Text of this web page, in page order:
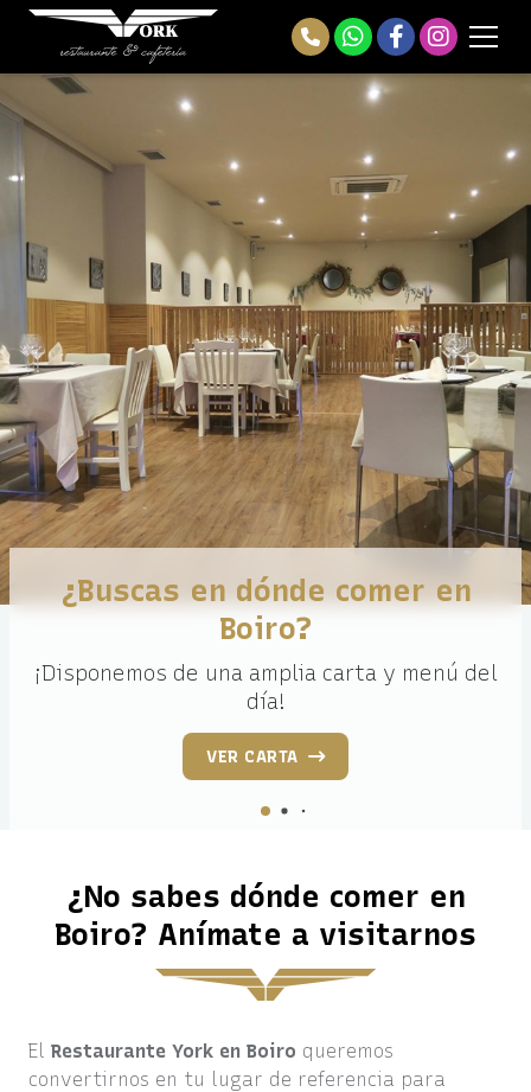
¿Buscas en dónde comer en
Boiro?
¡Disponemos de una amplia carta y menú del
día!
VER CARTA
¿No sabes dónde comer en
Boiro? Anímate a visitarnos
El Restaurante York en Boiro queremos
convertirnos en tu lugar de referencia para